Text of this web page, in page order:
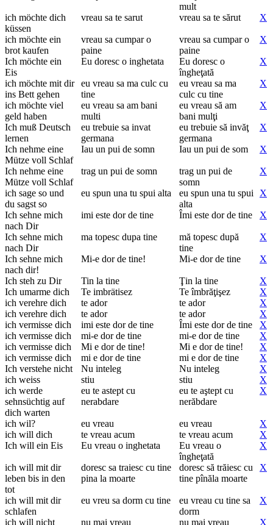
mult
ich möchte dich
küssen
vreau sa te sarut vreau sa te sărut X
ich möchte ein
brot kaufen
vreau sa cumpar o
paine
vreau sa cumpar o
paine
X
Ich möchte ein
Eis
Eu doresc o inghetata
Eu doresc o
îngheţată
X
ich möchte mit dir
ins Bett gehen
eu vreau sa ma culc cu
tine
eu vreau sa ma
culc cu tine
X
ich möchte viel
geld haben
eu vreau sa am bani
multi
eu vreau să am
bani mulţi
X
Ich muß Deutsch
lernen
eu trebuie sa invat
germana
eu trebuie să invăţ
germana
X
Ich nehme eine
Mütze voll Schlaf
Iau un pui de somn Iau un pui de som X
Ich nehme eine
Mütze voll Schlaf
trag un pui de somn
trag un pui de
somn
X
ich sage so und
du sagst so
eu spun una tu spui alta
eu spun una tu spui
alta
X
Ich sehne mich
nach Dir
imi este dor de tine Îmi este dor de tine X
Ich sehne mich
nach Dir
ma topesc dupa tine
mă topesc după
tine
X
Ich sehne mich
nach dir!
Mi-e dor de tine! Mi-e dor de tine X
Ich steh zu Dir Tin la tine Ţin la tine
X
Ich umarme dich
Te imbrätisez Te îmbrăţişez
X
ich verehre dich
te ador te ador
X
ich verehre dich
te ador te ador
X
ich vermisse dich
imi este dor de tine Îmi este dor de tine
X
ich vermisse dich
mi-e dor de tine mi-e dor de tine
X
ich vermisse dich
Mi e dor de tine! Mi e dor de tine!
X
ich vermisse dich
mi e dor de tine mi e dor de tine
X
Ich verstehe nicht
Nu inteleg Nu inteleg
X
ich weiss
stiu stiu
X
ich werde
sehnsüchtig auf
dich warten
eu te astept cu
nerabdare
eu te aştept cu
nerăbdare
X
ich wil? eu vreau eu vreau
X
ich will dich
te vreau acum te vreau acum
X
Ich will ein Eis
Eu vreau o inghetata
Eu vreau o
îngheţată
X
ich will mit dir
leben bis in den
tot
doresc sa traiesc cu tine
pina la moarte
doresc să trăiesc cu
tine pînăla moarte
X
ich will mit dir
schlafen
eu vreu sa dorm cu tine
eu vreau cu tine sa
dorm
X
ich will nicht
nu mai vreau nu mai vreau X